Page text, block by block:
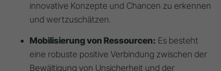
innovative Konzepte und Chancen zu erkennen
und wertzuschätzen.
Mobilisierung von Ressourcen: Es besteht
eine robuste positive Verbindung zwischen der
Bewältigung von Unsicherheit und der